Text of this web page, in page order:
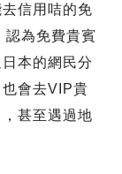
信用咭的免
為免費貴賓
本的網民分
會去VIP貴
甚至遇過地